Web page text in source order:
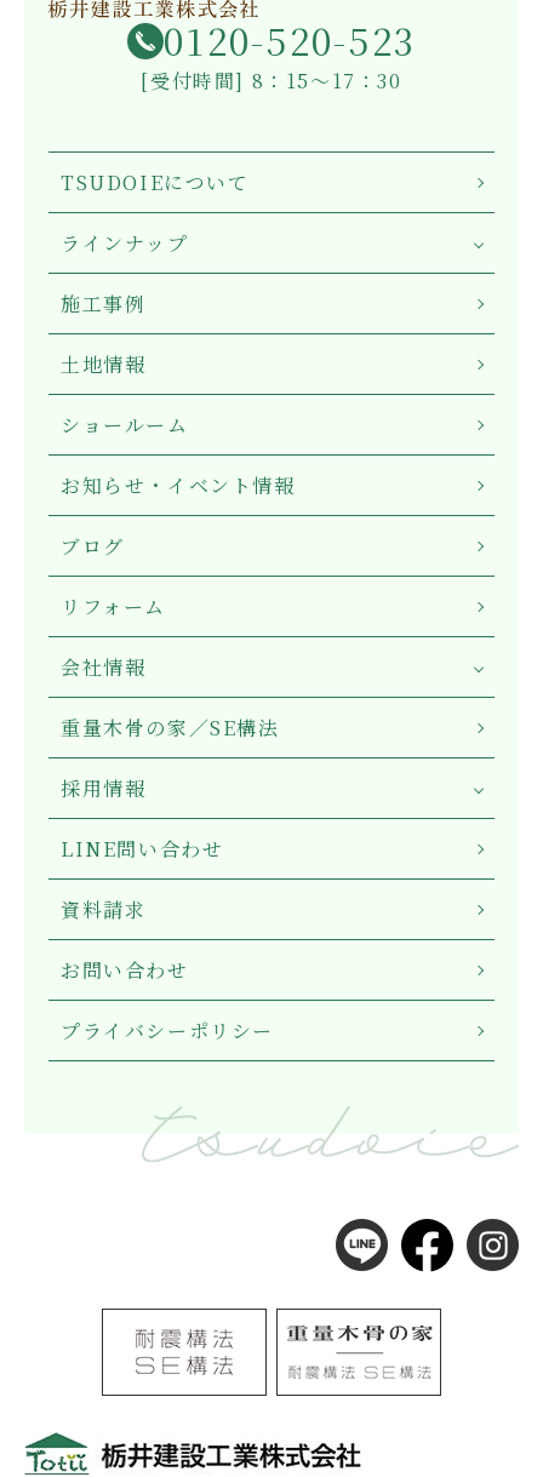
0120-520-523
[受付時間] 8：15～17：30
TSUDOIEについて
ラインナップ
施工事例
土地情報
ショールーム
お知らせ・イベント情報
ブログ
リフォーム
会社情報
重量木骨の家／SE構法
採用情報
LINE問い合わせ
資料請求
お問い合わせ
プライバシーポリシー